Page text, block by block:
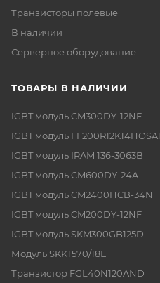
Транзисторы полевые
В наличии
Серверное оборудование
ТОВАРЫ В НАЛИЧИИ
IGBT модуль CM300DY-12NF
IGBT модуль FF200R12KT4HOSA1
IGBT модуль IRAM 136-3063B
IGBT модуль CM600DY-24A
IGBT модуль CM2400HCB-34N
IGBT модуль CM200DY-12NF
IGBT модуль SKM300GB125D
Модуль SKKT570/18E
Транзистор FGL40N120AND